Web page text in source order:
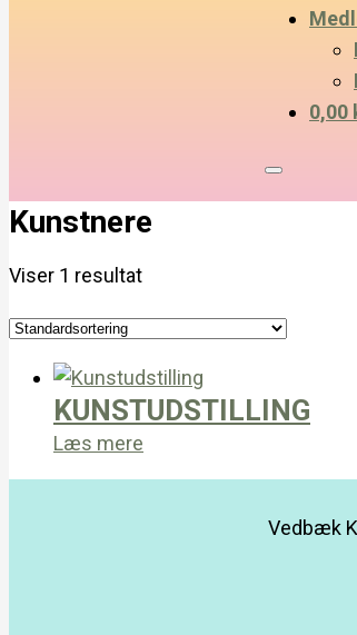
0,00
Kunstnere
Viser 1 resultat
KUNSTUDSTILLING
Læs mere
Vedbæk